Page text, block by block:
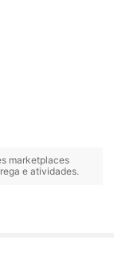
marketplaces
e atividades.